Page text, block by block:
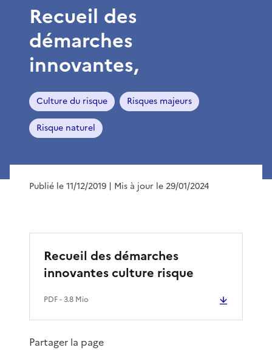
Recueil des
démarches
innovantes,
Culture du risque Risques majeurs
Risque naturel
Publié le 11/12/2019 | Mis à jour le 29/01/2024
Recueil des démarches
innovantes culture risque
PDF- 3.8 Mio
Partager la page